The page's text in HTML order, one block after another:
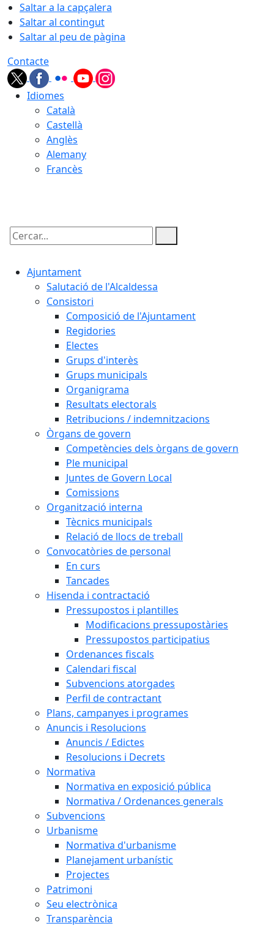
Saltar a la capçalera
Saltar al contingut
Saltar al peu de pàgina
Contacte
Idiomes
Català
Castellà
Anglès
Alemany
Francès
Cercar:
Ajuntament
Salutació de l'Alcaldessa
Consistori
Composició de l'Ajuntament
Regidories
Electes
Grups d'interès
Grups municipals
Organigrama
Resultats electorals
Retribucions / indemnitzacions
Òrgans de govern
Competències dels òrgans de govern
Ple municipal
Juntes de Govern Local
Comissions
Organització interna
Tècnics municipals
Relació de llocs de treball
Convocatòries de personal
En curs
Tancades
Hisenda i contractació
Pressupostos i plantilles
Modificacions pressupostàries
Pressupostos participatius
Ordenances fiscals
Calendari fiscal
Subvencions atorgades
Perfil de contractant
Plans, campanyes i programes
Anuncis i Resolucions
Anuncis / Edictes
Resolucions i Decrets
Normativa
Normativa en exposició pública
Normativa / Ordenances generals
Subvencions
Urbanisme
Normativa d'urbanisme
Planejament urbanístic
Projectes
Patrimoni
Seu electrònica
Transparència